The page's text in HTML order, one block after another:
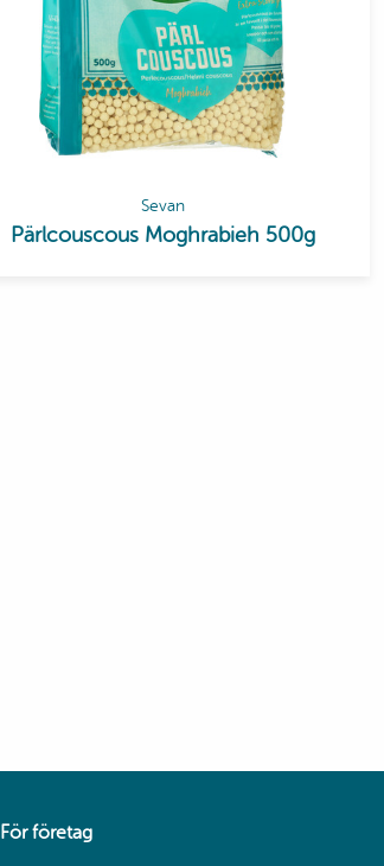
Sevan
Pärlcouscous Moghrabieh 500g
För företag